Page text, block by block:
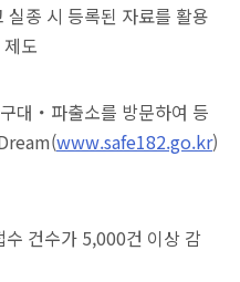
종 시 등록된 자료를 활용
도
대・파출소를 방문하여 등
www.safe182.go.kr)
건수가 5,000건 이상 감